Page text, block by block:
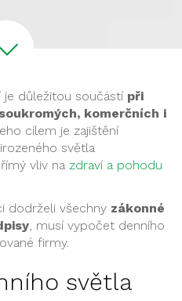
důležitou součástí při
komerčních i
cílem je zajištění
světla
vliv na zdraví a pohodu
dodrželi všechny zákonné
, musí vypočet denního
firmy.
světla